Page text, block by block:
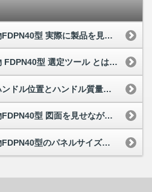
フラット移動間仕切り金物FDPN40型 実際に製品を見たい
フラット移動間仕切り金物 FDPN40型 選定ツール とは何ですか？
選定ツールさスガくん：ハンドル位置とハンドル質量を入力しないとどうなりますか
フラット移動間仕切り金物FDPN40型 図面を見せながら相談したい
フラット移動間仕切り金物FDPN40型のパネルサイズについて知りたい